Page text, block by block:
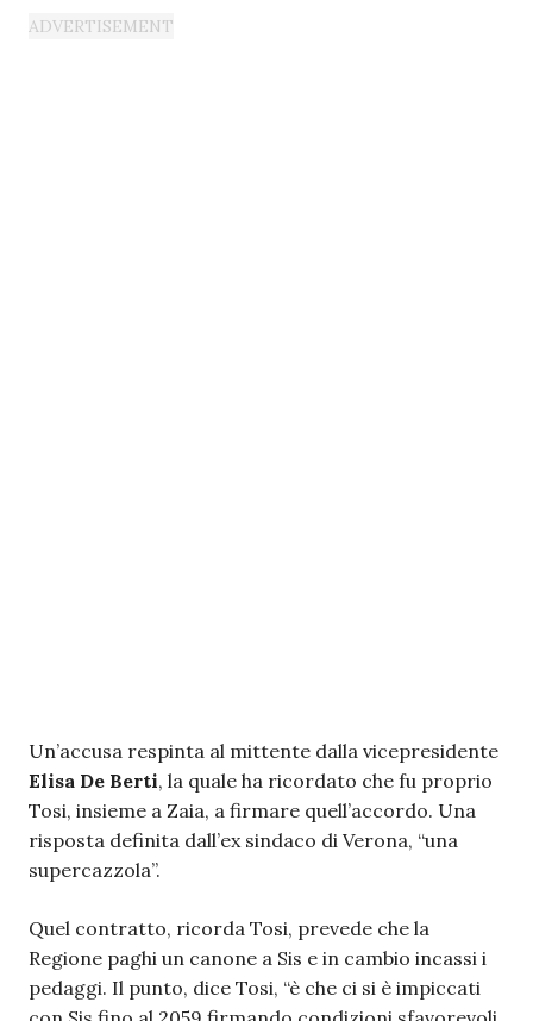
Un’accusa respinta al mittente dalla vicepresidente
Elisa De Berti, la quale ha ricordato che fu proprio
Tosi, insieme a Zaia, a firmare quell’accordo. Una
risposta definita dall’ex sindaco di Verona, “una
supercazzola”.
Quel contratto, ricorda Tosi, prevede che la
Regione paghi un canone a Sis e in cambio incassi i
pedaggi. Il punto, dice Tosi, “è che ci si è impiccati